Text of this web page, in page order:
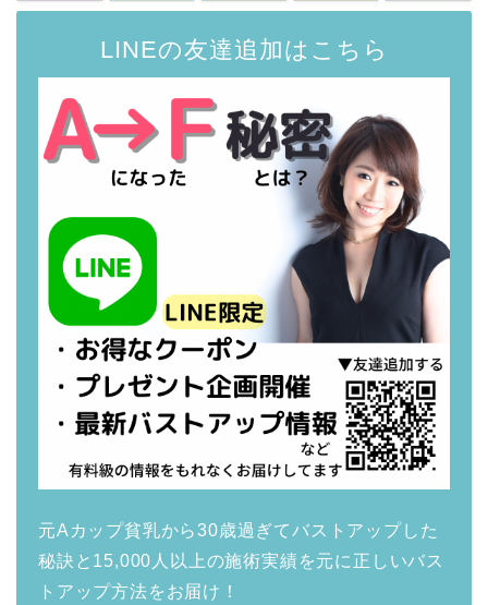
LINEの友達追加はこちら
元Aカップ貧乳から30歳過ぎてバストアップした
秘訣と15,000人以上の施術実績を元に正しいバス
トアップ方法をお届け！